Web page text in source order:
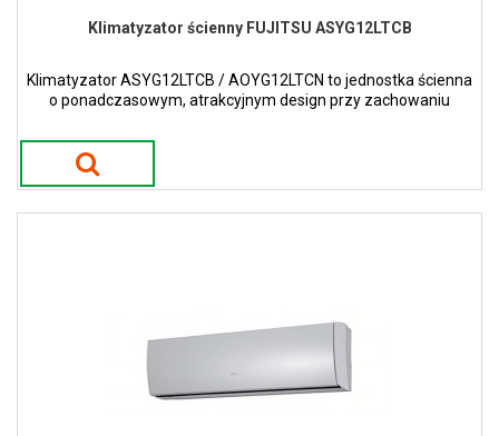
Klimatyzator ścienny FUJITSU ASYG12LTCB
Klimatyzator ASYG12LTCB / AOYG12LTCN to jednostka ścienna
o ponadczasowym, atrakcyjnym design przy zachowaniu